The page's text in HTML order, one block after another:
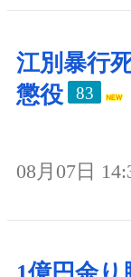
江別暴行
懲役
83
08月07日